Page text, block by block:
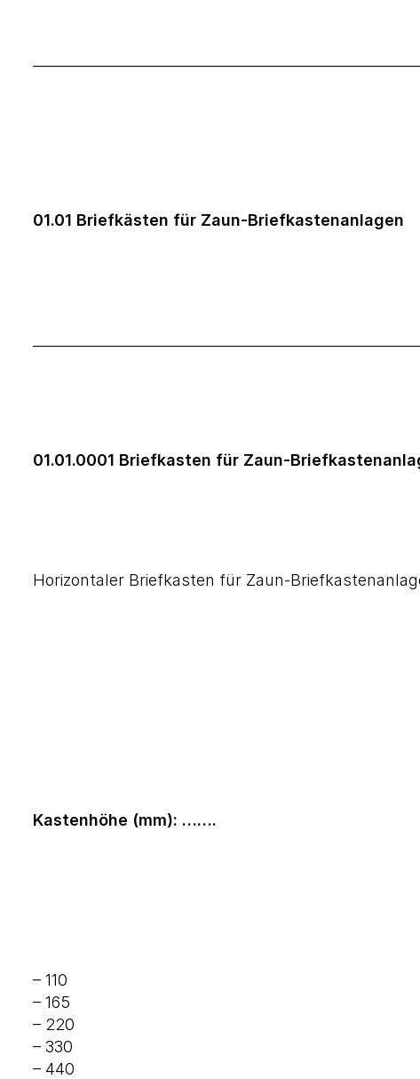
01.01 Briefkästen für Zaun-Briefkastenanlagen
01.01.0001 Briefkasten für Zaun-
Horizontaler Briefkasten für Zaun-
Kastenhöhe (mm): …….
– 110
– 165
– 220
– 330
– 440